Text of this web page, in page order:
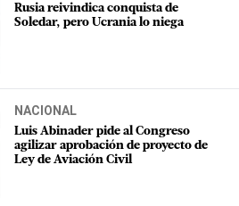
Rusia reivindica conquista de
Soledar, pero Ucrania lo niega
NACIONAL
Luis Abinader pide al Congreso
agilizar aprobación de proyecto de
Ley de Aviación Civil